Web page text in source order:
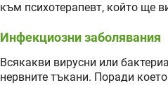
към психотерапевт, който ще
Инфекциозни заболявания
Всякакви вирусни или
нервните тъкани. Поради